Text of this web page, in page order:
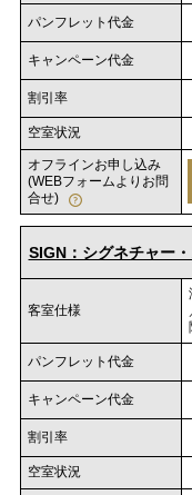
パンフレット代金
キャンペーン代金
割引率
空室状況
オフラインお申し込み
(WEBフォームよりお問
合せ)
SIGN：シグネチャー
客室仕様
パンフレット代金
キャンペーン代金
割引率
空室状況